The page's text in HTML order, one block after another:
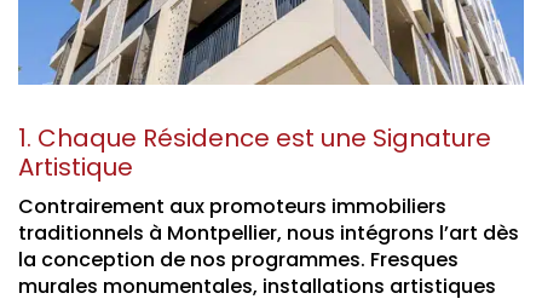
1. Chaque Résidence est une Signature
Artistique
Contrairement aux promoteurs immobiliers
traditionnels à Montpellier, nous intégrons l’art dès
la conception de nos programmes. Fresques
murales monumentales, installations artistiques